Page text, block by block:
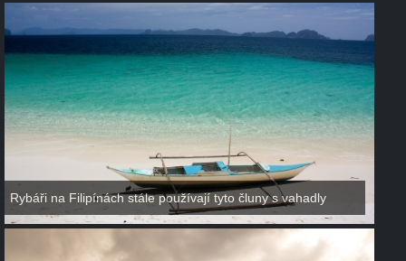
Rybáři na Filipínách stále používají tyto čluny s vahadly